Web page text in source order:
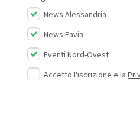
News Alessandria
News Pavia
Eventi Nord-Ovest
Accetto l'iscrizione e la